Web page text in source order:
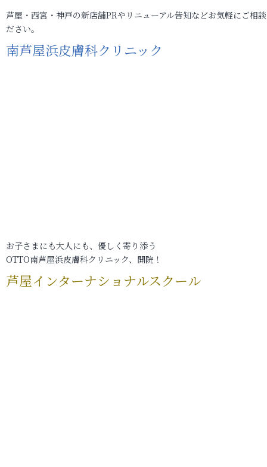
芦屋・西宮・神戸の新店舗PRやリニューアル告知などお気軽にご相
ださい。
南芦屋浜皮膚科クリニック
お子さまにも大人にも、優しく寄り添う
OTTO南芦屋浜皮膚科クリニック、開院！
芦屋インターナショナルスクール